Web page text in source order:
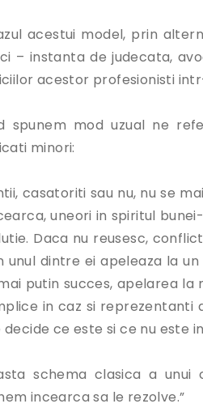
acestui model, prin
– instanta de judecata,
acestor profesionisti
spunem mod uzual ne
minori:
casatoriti sau nu, nu se
uneori in spiritul
Daca nu reusesc,
unul dintre ei apeleaza la
putin succes, apelarea
in caz si reprezentanti
ce este si ce nu este
schema clasica a unui
incearca sa le rezolve.”